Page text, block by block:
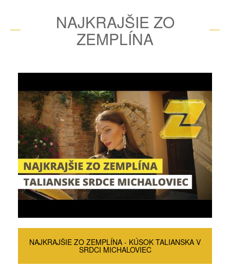
NAJKRAJŠIE ZO
ZEMPLÍNA
NAJKRAJŠIE ZO ZEMPLÍNA - KÚSOK TALIANSKA V
SRDCI MICHALOVIEC